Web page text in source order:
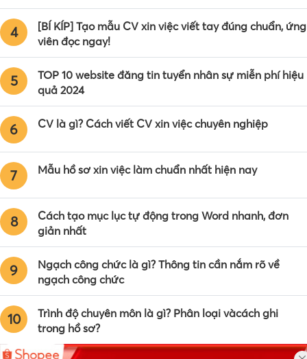
4
[BÍ KÍP] Tạo mẫu CV xin việc viết tay đúng chuẩn, ứng
viên đọc ngay!
5
TOP 10 website đăng tin tuyển nhân sự miễn phí hiệu
quả 2024
6 CV là gì? Cách viết CV xin việc chuyên nghiệp
7 Mẫu hồ sơ xin việc làm chuẩn nhất hiện nay
8
Cách tạo mục lục tự động trong Word nhanh, đơn
giản nhất
9
Ngạch công chức là gì? Thông tin cần nắm rõ về
ngạch công chức
10
Trình độ chuyên môn là gì? Phân loại vàcách ghi
trong hồ sơ?